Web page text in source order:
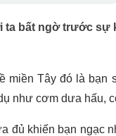
ta bất ngờ trước sự
miền Tây đó là
như cơm dưa hấu,
đủ khiến bạn ngạc